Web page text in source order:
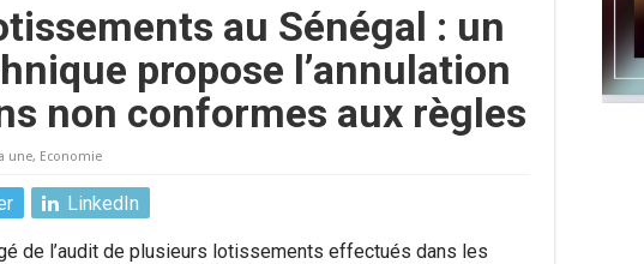
au Sénégal : un
propose l’annulation
non conformes aux règles
une, Economie
LinkedIn
de l’audit de plusieurs lotissements effectués dans les